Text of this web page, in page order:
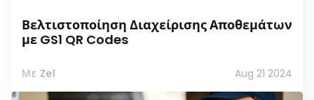
Βελτιστοποίηση Διαχείρισης Αποθεμάτων
με GS1 QR Codes
Με Zel Aug 21 2024